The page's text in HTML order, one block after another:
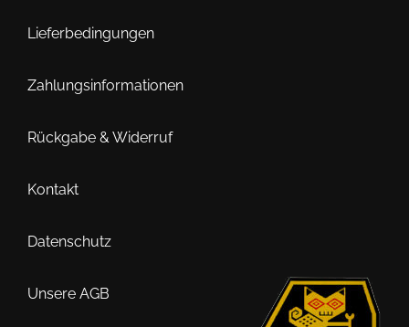
Lieferbedingungen
Zahlungsinformationen
Rückgabe & Widerruf
Kontakt
Datenschutz
Unsere AGB